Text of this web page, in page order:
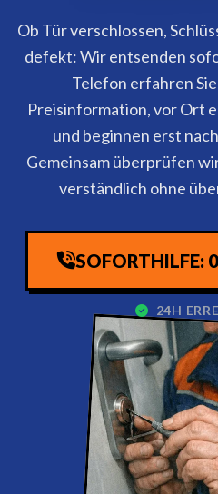
Ob Tür verschlossen,
defekt: Wir entsenden
Telefon erfahren
Preisinformation, vor Ort
und beginnen erst
Gemeinsam überprüfen
verständlich ohne
SOFORTHILFE:
24H